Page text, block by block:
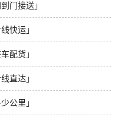
门接送」
快运」
配货」
直达」
公里」